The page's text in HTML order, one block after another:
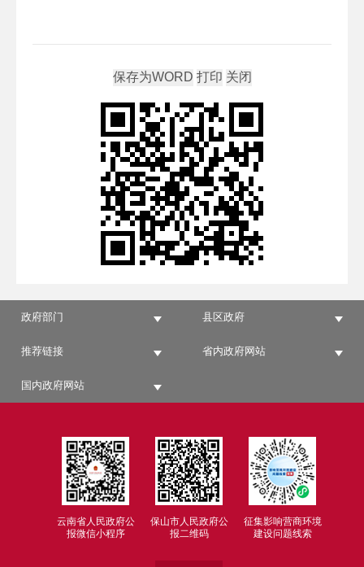
政府部门 县区政府
推荐链接 省内政府网站
国内政府网站
云南省人民政府公
报微信小程序
保山市人民政府公
报二维码
征集影响营商环境
建设问题线索